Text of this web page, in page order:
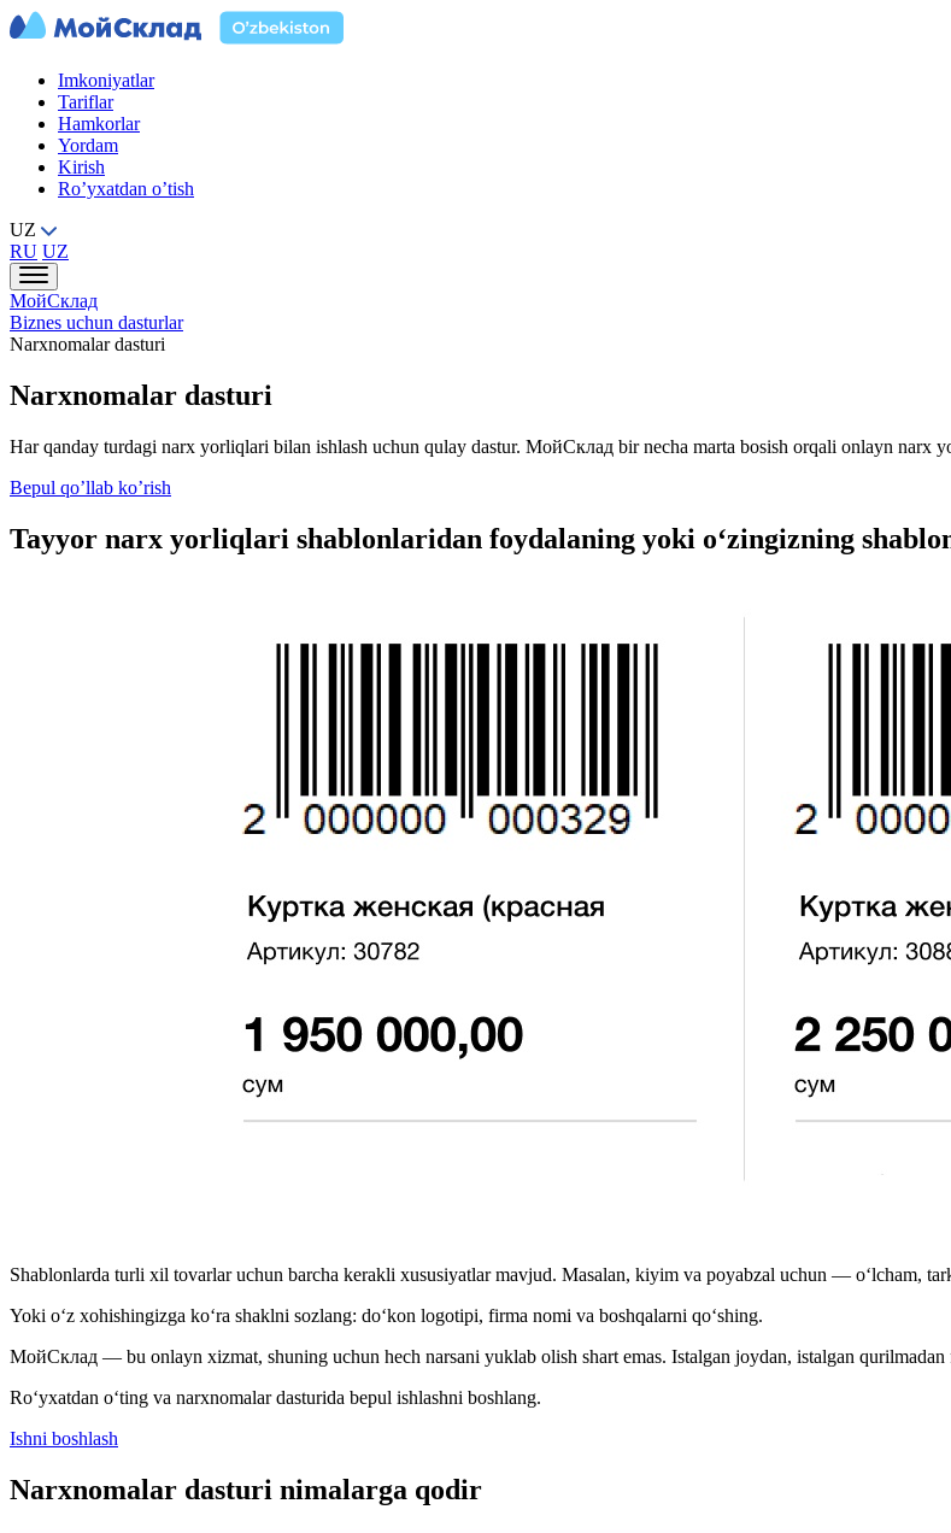
Imkoniyatlar
Tariflar
Hamkorlar
Yordam
Kirish
Ro’yxatdan o’tish
UZ
RU UZ
МойСклад
Biznes uchun dasturlar
Narxnomalar dasturi
Narxnomalar dasturi
Har qanday turdagi narx yorliqlari bilan ishlash uchun qulay dastur. МойСклад bir necha marta bosish orqali onlayn narx
Bepul qo’llab ko’rish
Tayyor narx yorliqlari shablonlaridan foydalaning yoki o‘zingizning
Shablonlarda turli xil tovarlar uchun barcha kerakli xususiyatlar mavjud. Masalan, kiyim va poyabzal uchun — o‘lcham,
Yoki o‘z xohishingizga ko‘ra shaklni sozlang: do‘kon logotipi, firma nomi va boshqalarni qo‘shing.
МойСклад — bu onlayn xizmat, shuning uchun hech narsani yuklab olish shart emas. Istalgan joydan, istalgan
Ro‘yxatdan o‘ting va narxnomalar dasturida bepul ishlashni boshlang.
Ishni boshlash
Narxnomalar dasturi nimalarga qodir